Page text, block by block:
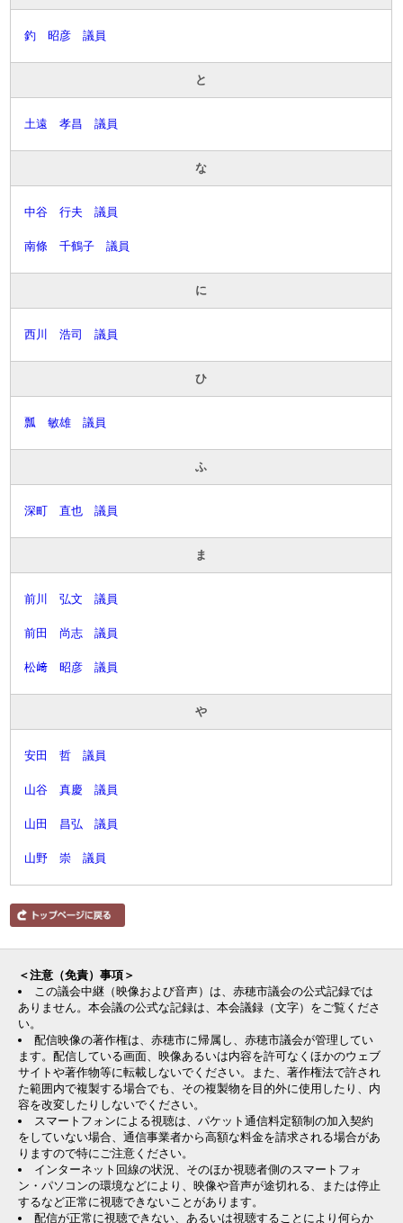
釣 昭彦 議員
と
土遠 孝昌 議員
な
中谷 行夫 議員
南條 千鶴子 議員
に
西川 浩司 議員
ひ
瓢 敏雄 議員
ふ
深町 直也 議員
ま
前川 弘文 議員
前田 尚志 議員
松﨑 昭彦 議員
や
安田 哲 議員
山谷 真慶 議員
山田 昌弘 議員
山野 崇 議員
＜注意（免責）事項＞
この議会中継（映像および音声）は、赤穂市議会の公式記録では
ありません。本会議の公式な記録は、本会議録（文字）をご覧くださ
い。
配信映像の著作権は、赤穂市に帰属し、赤穂市議会が管理してい
ます。配信している画面、映像あるいは内容を許可なくほかのウェブ
サイトや著作物等に転載しないでください。また、著作権法で許され
た範囲内で複製する場合でも、その複製物を目的外に使用したり、内
容を改変したりしないでください。
スマートフォンによる視聴は、パケット通信料定額制の加入契約
をしていない場合、通信事業者から高額な料金を請求される場合があ
りますので特にご注意ください。
インターネット回線の状況、そのほか視聴者側のスマートフォ
ン・パソコンの環境などにより、映像や音声が途切れる、または停止
するなど正常に視聴できないことがあります。
配信が正常に視聴できない、あるいは視聴することにより何らか